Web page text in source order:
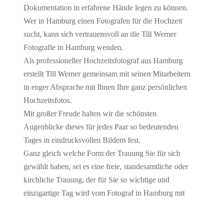
Dokumentation in erfahrene Hände legen zu können.
Wer in Hamburg einen Fotografen für die Hochzeit
sucht, kann sich vertrauensvoll an die Till Werner
Fotografie in Hamburg wenden.
Als professioneller Hochzeitsfotograf aus Hamburg
erstellt Till Werner gemeinsam mit seinen Mitarbeitern
in enger Absprache mit Ihnen Ihre ganz persönlichen
Hochzeitsfotos.
Mit großer Freude halten wir die schönsten
Augenblicke dieses für jedes Paar so bedeutenden
Tages in eindrucksvollen Bildern fest.
Ganz gleich welche Form der Trauung Sie für sich
gewählt haben, sei es eine freie, standesamtliche oder
kirchliche Trauung, der für Sie so wichtige und
einzigartige Tag wird vom Fotograf in Hamburg mit